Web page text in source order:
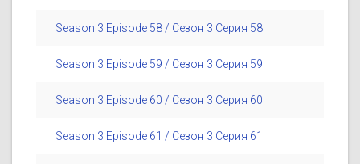
Season 3 Episode 58 / Сезон 3 Серия 58
Season 3 Episode 59 / Сезон 3 Серия 59
Season 3 Episode 60 / Сезон 3 Серия 60
Season 3 Episode 61 / Сезон 3 Серия 61